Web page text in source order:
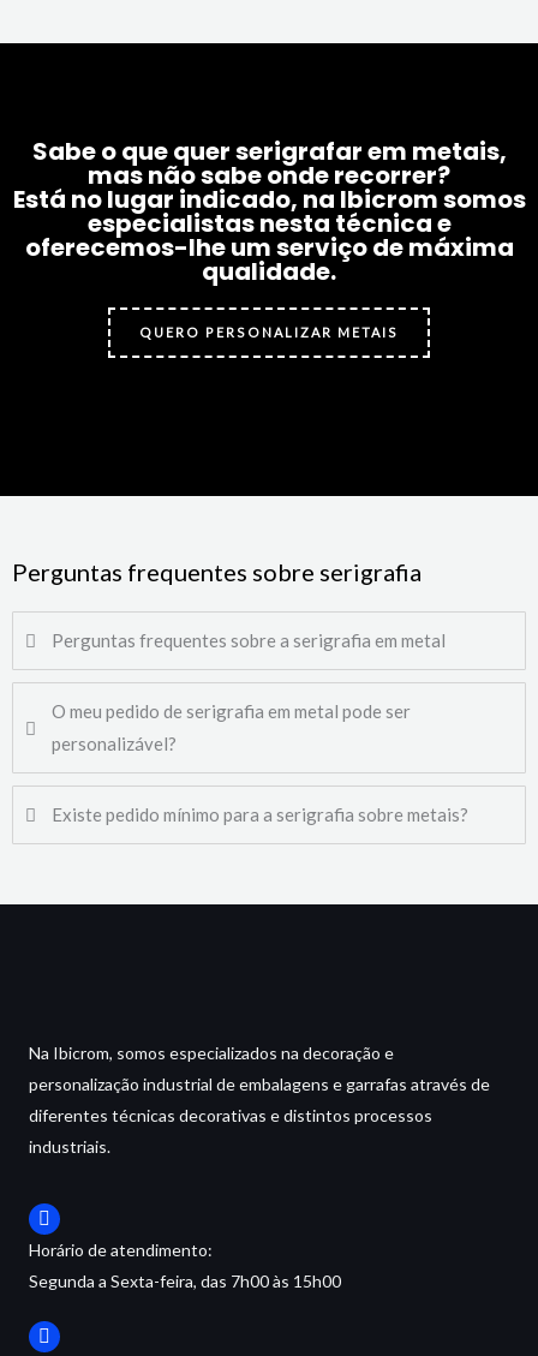
Sabe o que quer serigrafar em metais,
mas não sabe onde recorrer?
Está no lugar indicado, na Ibicrom somos
especialistas nesta técnica e
oferecemos-lhe um serviço de máxima
qualidade.
QUERO PERSONALIZAR METAIS
Perguntas frequentes sobre serigrafia
Perguntas frequentes sobre a serigrafia em metal
O meu pedido de serigrafia em metal pode ser
personalizável?
Existe pedido mínimo para a serigrafia sobre metais?
Na Ibicrom, somos especializados na decoração e
personalização industrial de embalagens e garrafas através de
diferentes técnicas decorativas e distintos processos
industriais.
Horário de atendimento:
Segunda a Sexta-feira, das 7h00 às 15h00